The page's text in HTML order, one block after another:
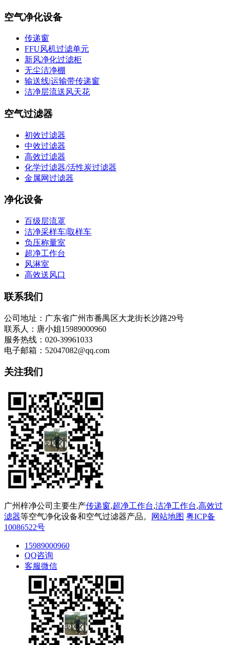
空气净化设备
传递窗
FFU风机过滤单元
新风净化过滤柜
无尘洁净棚
输送线|运输带传递窗
洁净层流送风天花
空气过滤器
初效过滤器
中效过滤器
高效过滤器
化学过滤器/活性炭过滤器
金属网过滤器
净化设备
百级层流罩
洁净采样车|取样车
负压称量室
超净工作台
风淋室
高效送风口
联系我们
公司地址：广东省广州市番禺区大龙街长沙路29号
联系人：唐小姐15989000960
服务热线：020-39961033
电子邮箱：52047082@qq.com
关注我们
广州梓净公司主要生产传递窗,超净工作台,洁净工作台,高效过
滤器等空气净化设备和空气过滤器产品。 网站地图 粤ICP备
10086522号
15989000960
QQ咨询
客服微信